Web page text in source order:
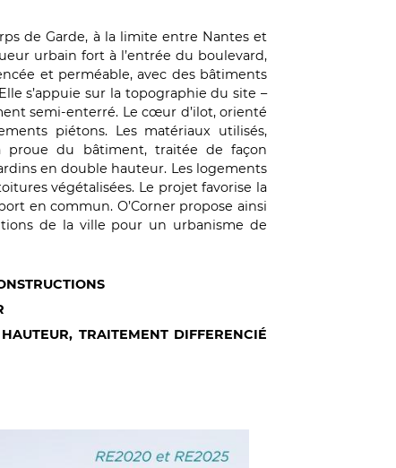
de Garde, à la limite entre Nantes et
urbain fort à l’entrée du boulevard,
et perméable, avec des bâtiments
s’appuie sur la topographie du site –
semi-enterré. Le cœur d’ilot, orienté
piétons. Les matériaux utilisés,
proue du bâtiment, traitée de façon
en double hauteur. Les logements
végétalisées. Le projet favorise la
en commun. O’Corner propose ainsi
de la ville pour un urbanisme de
TRAITEMENT DIFFERENCIÉ